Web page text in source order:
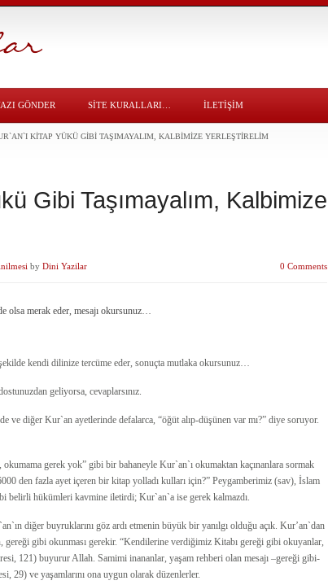
GÖNDER SITE KURALLARI… İLETİŞİM
KITAP YÜKÜ GIBI TAŞIMAYALIM, KALBIMIZE YERLEŞTIRELIM
Gibi Taşımayalım, Kalbimize
by Dini Yazilar 0 Comments
olsa merak eder, mesajı okursunuz…
kendi dilinize tercüme eder, sonuçta mutlaka okursunuz…
geliyorsa, cevaplarsınız.
ve diğer Kur`an ayetlerinde defalarca, “öğüt alıp-düşünen var mı?” diye soruyor.
gerek yok” gibi bir bahaneyle Kur`an`ı okumaktan kaçınanlara sormak
den fazla ayet içeren bir kitap yolladı kulları için?” Peygamberimiz (sav), İslam
belirli hükümleri kavmine iletirdi; Kur`an`a ise gerek kalmazdı.
diğer buyruklarını göz ardı etmenin büyük bir yanılgı olduğu açık. Kur’an`dan
gibi okunması gerekir. “Kendilerine verdiğimiz Kitabı gereği gibi okuyanlar,
121) buyurur Allah. Samimi inananlar, yaşam rehberi olan mesajı –gereği gibi-
29) ve yaşamlarını ona uygun olarak düzenlerler.